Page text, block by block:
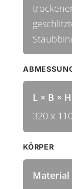
L × B ×
320 x
KÖRPER
Material